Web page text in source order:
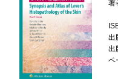
著
出
出
ペ